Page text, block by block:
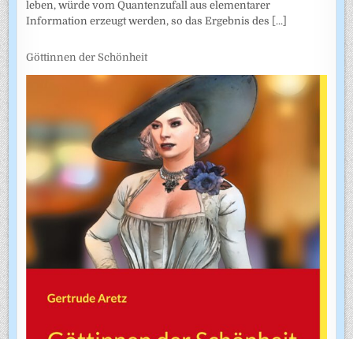
leben, würde vom Quantenzufall aus elementarer
Information erzeugt werden, so das Ergebnis des [...]
Göttinnen der Schönheit